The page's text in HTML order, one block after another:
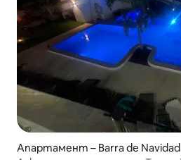
Апартамент – Barra de Navidad